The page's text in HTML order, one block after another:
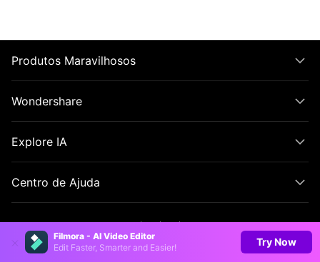
Filmora - AI Video Editor
Edit Faster, Smarter and Easier!
Try Now
Produtos Maravilhosos
Wondershare
Explore IA
Centro de Ajuda